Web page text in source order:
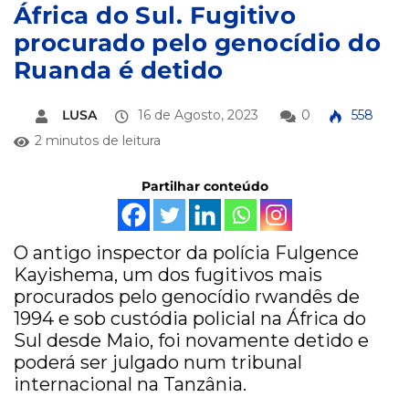
África do Sul. Fugitivo
procurado pelo genocídio do
Ruanda é detido
LUSA 16 de Agosto, 2023 0
558
2 minutos de leitura
Partilhar conteúdo
O antigo inspector da polícia Fulgence
Kayishema, um dos fugitivos mais
procurados pelo genocídio rwandês de
1994 e sob custódia policial na África do
Sul desde Maio, foi novamente detido e
poderá ser julgado num tribunal
internacional na Tanzânia.